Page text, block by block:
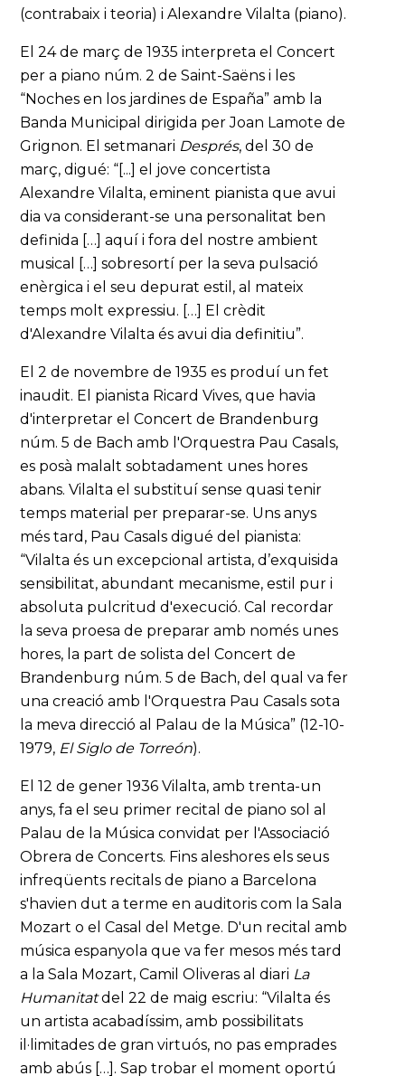
(contrabaix i teoria) i Alexandre Vilalta (piano).
El 24 de març de 1935 interpreta el Concert
per a piano núm. 2 de Saint-Saëns i les
“Noches en los jardines de España” amb la
Banda Municipal dirigida per Joan Lamote de
Grignon. El setmanari Després, del 30 de
març, digué: “[...] el jove concertista
Alexandre Vilalta, eminent pianista que avui
dia va considerant-se una personalitat ben
definida […] aquí i fora del nostre ambient
musical […] sobresortí per la seva pulsació
enèrgica i el seu depurat estil, al mateix
temps molt expressiu. […] El crèdit
d'Alexandre Vilalta és avui dia definitiu”.
El 2 de novembre de 1935 es produí un fet
inaudit. El pianista Ricard Vives, que havia
d'interpretar el Concert de Brandenburg
núm. 5 de Bach amb l'Orquestra Pau Casals,
es posà malalt sobtadament unes hores
abans. Vilalta el substituí sense quasi tenir
temps material per preparar-se. Uns anys
més tard, Pau Casals digué del pianista:
“Vilalta és un excepcional artista, d’exquisida
sensibilitat, abundant mecanisme, estil pur i
absoluta pulcritud d'execució. Cal recordar
la seva proesa de preparar amb només unes
hores, la part de solista del Concert de
Brandenburg núm. 5 de Bach, del qual va fer
una creació amb l'Orquestra Pau Casals sota
la meva direcció al Palau de la Música” (12-10-
1979, El Siglo de Torreón).
El 12 de gener 1936 Vilalta, amb trenta-un
anys, fa el seu primer recital de piano sol al
Palau de la Música convidat per l'Associació
Obrera de Concerts. Fins aleshores els seus
infreqüents recitals de piano a Barcelona
s'havien dut a terme en auditoris com la Sala
Mozart o el Casal del Metge. D'un recital amb
música espanyola que va fer mesos més tard
a la Sala Mozart, Camil Oliveras al diari La
Humanitatdel 22 de maig escriu: “Vilalta és
un artista acabadíssim, amb possibilitats
il·limitades de gran virtuós, no pas emprades
amb abús […]. Sap trobar el moment oportú